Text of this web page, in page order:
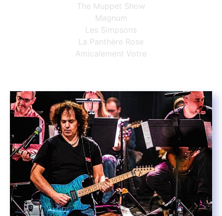
The Muppet Show
Magnum
Les Simpsons
La Panthère Rose
Amicalement Votre